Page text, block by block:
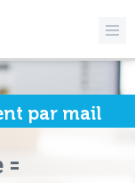
par mail
=